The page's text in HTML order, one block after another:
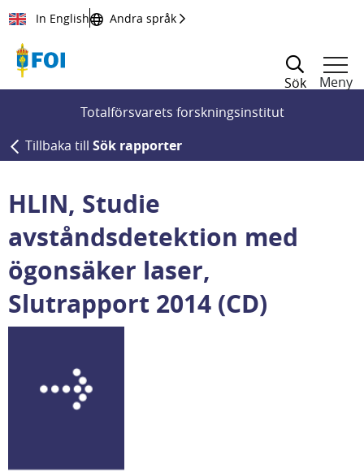
Till innehållet
In English Andra språk
Sök
Meny
Totalförsvarets forskningsinstitut
Tillbaka till Sök rapporter
HLIN, Studie
avståndsdetektion med
ögonsäker laser,
Slutrapport 2014 (CD)